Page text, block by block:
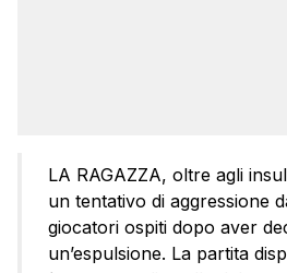
LA RAGAZZA, oltre agli
un tentativo di aggressione
giocatori ospiti dopo aver
un’espulsione. La partita